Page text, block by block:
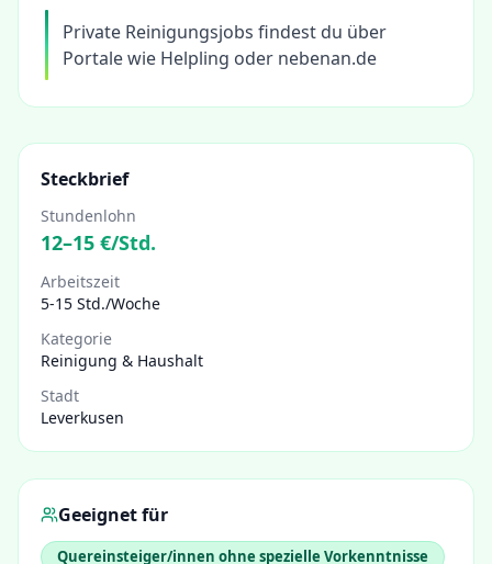
Private Reinigungsjobs findest du über
Portale wie Helpling oder nebenan.de
Steckbrief
Stundenlohn
12–15 €/Std.
Arbeitszeit
5-15 Std./Woche
Kategorie
Reinigung & Haushalt
Stadt
Leverkusen
Geeignet für
Quereinsteiger/innen ohne spezielle Vorkenntnisse